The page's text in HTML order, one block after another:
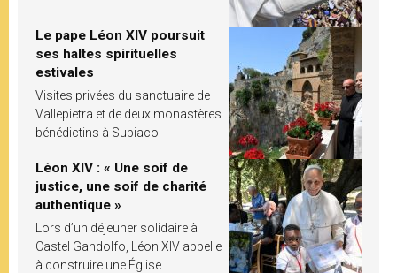
Le pape Léon XIV poursuit
ses haltes spirituelles
estivales
Visites privées du sanctuaire de
Vallepietra et de deux monastères
bénédictins à Subiaco
Léon XIV : « Une soif de
justice, une soif de charité
authentique »
Lors d’un déjeuner solidaire à
Castel Gandolfo, Léon XIV appelle
à construire une Église